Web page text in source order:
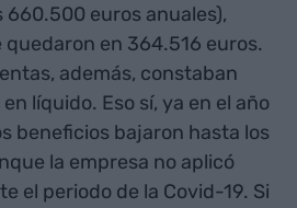
660.500 euros anuales),
quedaron en 364.516 euros.
además, constaban
líquido. Eso sí, ya en el año
beneficios bajaron hasta los
la empresa no aplicó
el periodo de la Covid-19. Si